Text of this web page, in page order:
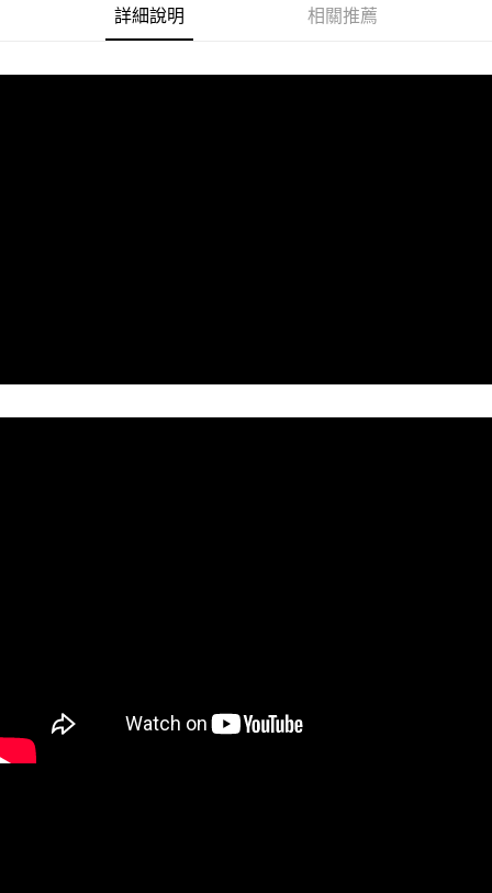
詳細說明 相關推薦